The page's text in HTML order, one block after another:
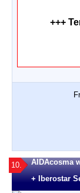
+++
10.
AIDAcosma
+ Iberostar